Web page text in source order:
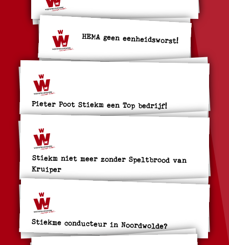
HEMA geen eenheidsworst!
Pieter Poot Stiekm een Top bedrijf!
Stiekm niet meer zonder Speltbrood van
Kruiper
Stiekme conducteur in Noordwolde?